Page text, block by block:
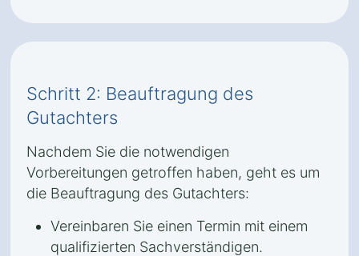
Schritt 2: Beauftragung des
Gutachters
Nachdem Sie die notwendigen
Vorbereitungen getroffen haben, geht es um
die Beauftragung des Gutachters:
Vereinbaren Sie einen Termin mit einem
qualifizierten Sachverständigen.